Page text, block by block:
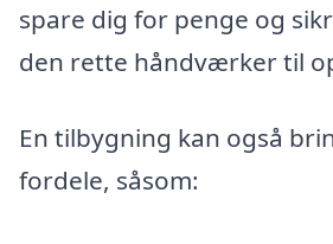
spare dig for penge og
den rette håndværker til
En tilbygning kan også
fordele, såsom: